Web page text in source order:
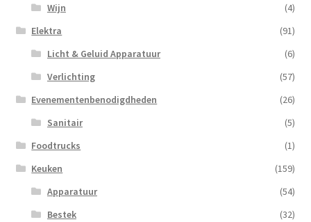
Wijn
(4)
Elektra
(91)
Licht & Geluid Apparatuur
(6)
Verlichting
(57)
Evenementenbenodigdheden
(26)
Sanitair
(5)
Foodtrucks
(1)
Keuken
(159)
Apparatuur
(54)
Bestek
(32)